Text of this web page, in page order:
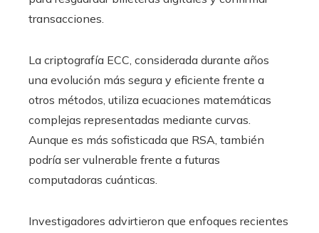
transacciones.
La criptografía ECC, considerada durante años
una evolución más segura y eficiente frente a
otros métodos, utiliza ecuaciones matemáticas
complejas representadas mediante curvas.
Aunque es más sofisticada que RSA, también
podría ser vulnerable frente a futuras
computadoras cuánticas.
Investigadores advirtieron que enfoques recientes